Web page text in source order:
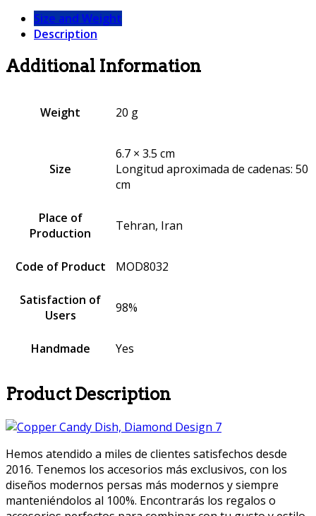
Size and Weight
Description
Additional Information
Weight 20 g
Size
6.7 × 3.5 cm
Longitud aproximada de cadenas: 50
cm
Place of
Production
Tehran, Iran
Code of Product MOD8032
Satisfaction of
Users
98%
Handmade Yes
Product Description
Hemos atendido a miles de clientes satisfechos desde
2016. Tenemos los accesorios más exclusivos, con los
diseños modernos persas más modernos y siempre
manteniéndolos al 100%. Encontrarás los regalos o